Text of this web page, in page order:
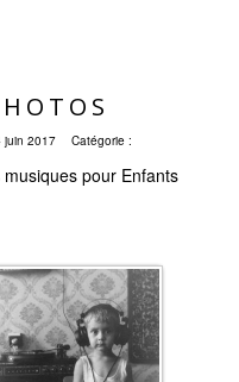
juin 2017 Catégorie :
pour Enfants